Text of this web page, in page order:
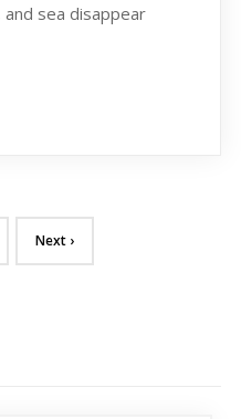
and sea disappear
Next ›